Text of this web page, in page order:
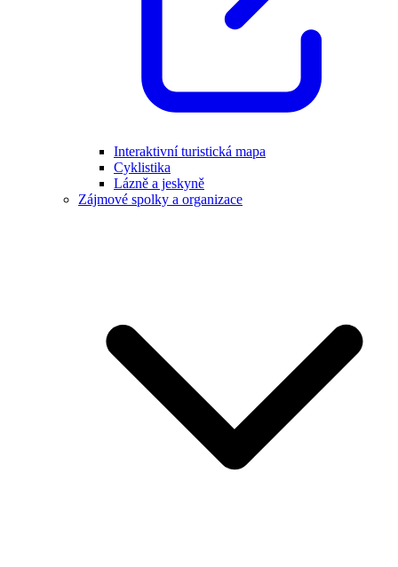
Interaktivní turistická mapa
Cyklistika
Lázně a jeskyně
Zájmové spolky a organizace